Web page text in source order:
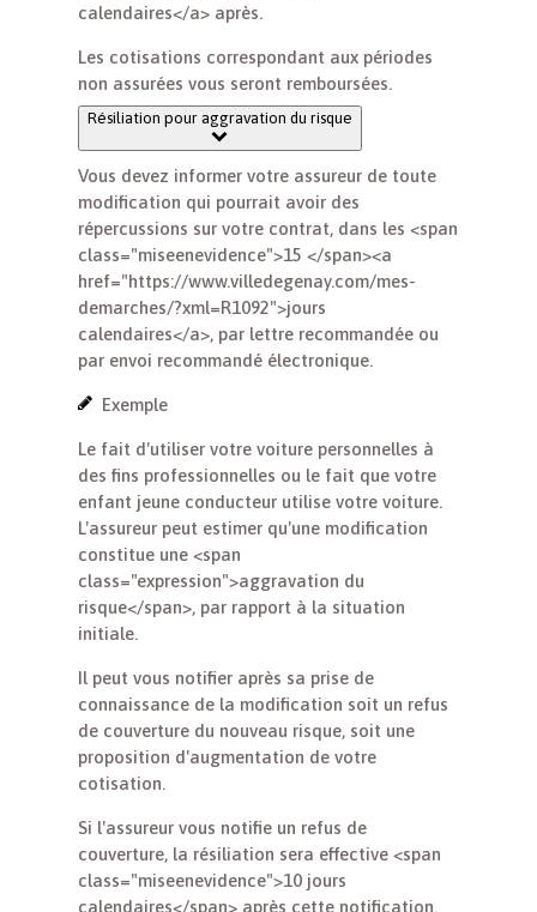
calendaires</a> après.
Les cotisations correspondant aux périodes
non assurées vous seront remboursées.
Résiliation pour aggravation du risque
Vous devez informer votre assureur de toute
modification qui pourrait avoir des
répercussions sur votre contrat, dans les <span
class="miseenevidence">15 </span><a
href="https://www.villedegenay.com/mes-
demarches/?xml=R1092">jours
calendaires</a>, par lettre recommandée ou
par envoi recommandé électronique.
Exemple
Le fait d'utiliser votre voiture personnelles à
des fins professionnelles ou le fait que votre
enfant jeune conducteur utilise votre voiture.
L'assureur peut estimer qu'une modification
constitue une <span
class="expression">aggravation du
risque</span>, par rapport à la situation
initiale.
Il peut vous notifier après sa prise de
connaissance de la modification soit un refus
de couverture du nouveau risque, soit une
proposition d'augmentation de votre
cotisation.
Si l'assureur vous notifie un refus de
couverture, la résiliation sera effective <span
class="miseenevidence">10 jours
calendaires</span> après cette notification.